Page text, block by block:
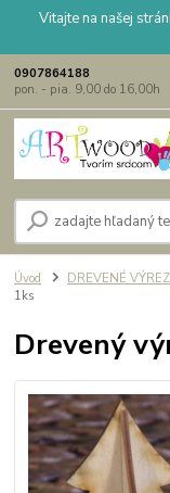
Vitajte na našej
0907864188
pon. - pia. 9,00 do 16,00h
Úvod DREVENÉ
1ks
Drevený